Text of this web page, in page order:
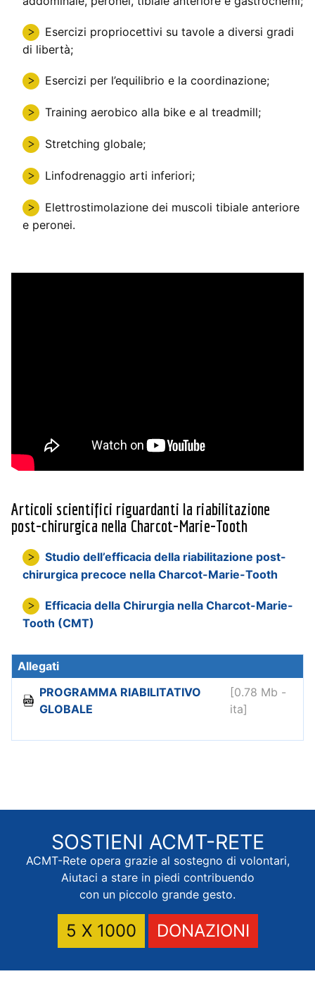
Esercizi propriocettivi su tavole a diversi gradi
di libertà;
Esercizi per l’equilibrio e la coordinazione;
Training aerobico alla bike e al treadmill;
Stretching globale;
Linfodrenaggio arti inferiori;
Elettrostimolazione dei muscoli tibiale anteriore
e peronei.
Articoli scientifici riguardanti la riabilitazione
post-chirurgica nella Charcot-Marie-Tooth
Studio dell’efficacia della riabilitazione post-
chirurgica precoce nella Charcot-Marie-Tooth
Efficacia della Chirurgia nella Charcot-Marie-
Tooth (CMT)
PROGRAMMA RIABILITATIVO
GLOBALE
[0.78 Mb -
ita]
SOSTIENI ACMT-RETE
ACMT-Rete opera grazie al sostegno di volontari,
Aiutaci a stare in piedi contribuendo
con un piccolo grande gesto.
5 X 1000 DONAZIONI